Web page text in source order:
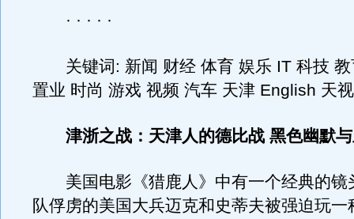
· · · · ·
关键词: 新闻 财经 体育 娱乐 IT 科技 教
置业 时尚 游戏 视频 汽车 天津 English 天
津浙之战：天津人的德比战 黑色幽默
美国电影《猎鹿人》中有一个经典的镜
队俘虏的美国大兵迈克和史蒂夫被强迫玩一